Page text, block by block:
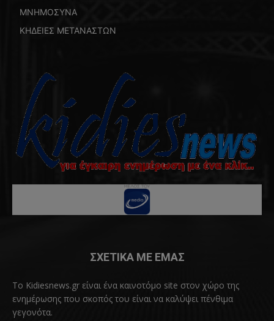
ΜΝΗΜΟΣΥΝΑ
ΚΗΔΕΙΕΣ ΜΕΤΑΝΑΣΤΩΝ
ΣΧΕΤΙΚΑ ΜΕ ΕΜΑΣ
Το Kidiesnews.gr είναι ένα καινοτόμο site στον χώρο της
ενημέρωσης που σκοπός του είναι να καλύψει πένθιμα
γεγονότα.